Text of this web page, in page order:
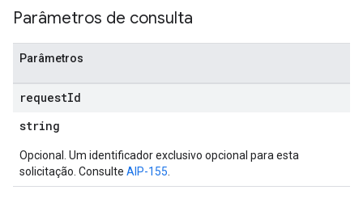
Parâmetros de consulta
Parâmetros
requestId
string
Opcional. Um identificador exclusivo opcional para esta
solicitação. Consulte AIP-155